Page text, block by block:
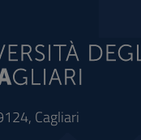
Cagliari